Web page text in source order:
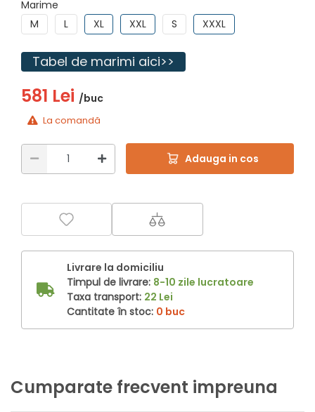
Marime
M
L XL XXL S XXXL
Tabel de marimi aici>>
581 Lei /buc
La comandă
Adauga in cos
Livrare la domiciliu
Timpul de livrare: 8-10 zile lucratoare
Taxa transport: 22 Lei
Cantitate în stoc: 0 buc
Cumparate frecvent impreuna